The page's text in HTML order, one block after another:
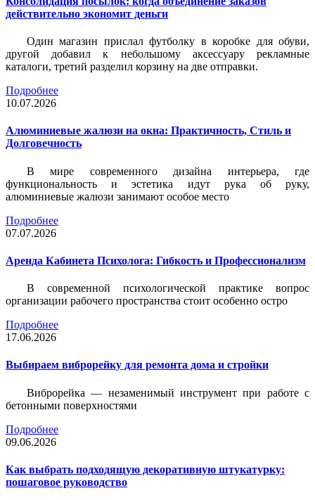
действительно экономит деньги
Один магазин прислал футболку в коробке для обуви,
другой добавил к небольшому аксессуару рекламные
каталоги, третий разделил корзину на две отправки.
Подробнее
10.07.2026
Алюминиевые жалюзи на окна: Практичность, Стиль и
Долговечность
В мире современного дизайна интерьера, где
функциональность и эстетика идут рука об руку,
алюминиевые жалюзи занимают особое место
Подробнее
07.07.2026
Аренда Кабинета Психолога: Гибкость и Профессионализм
В современной психологической практике вопрос
организации рабочего пространства стоит особенно остро
Подробнее
17.06.2026
Выбираем виброрейку для ремонта дома и стройки
Виброрейка — незаменимый инструмент при работе с
бетонными поверхностями
Подробнее
09.06.2026
Как выбрать подходящую декоративную штукатурку:
пошаговое руководство